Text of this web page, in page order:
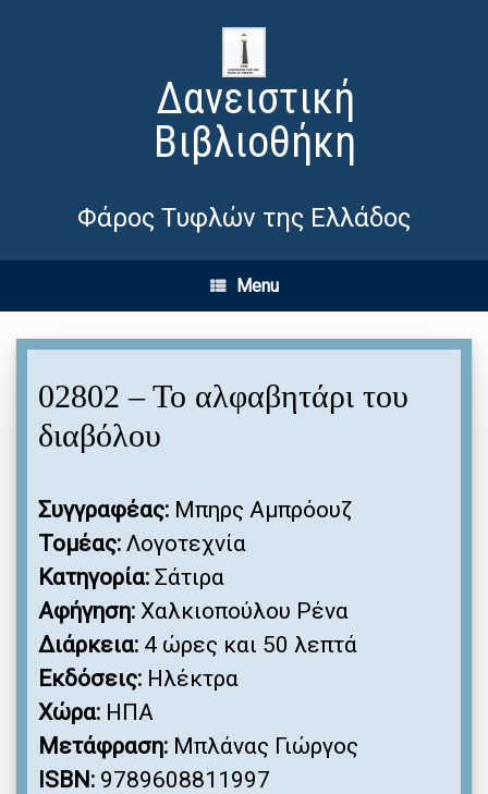
Δανειστική
Βιβλιοθήκη
Φάρος Τυφλών της Ελλάδος
Menu
02802 – Το αλφαβητάρι του
διαβόλου
Συγγραφέας: Μπηρς Αμπρόουζ
Τομέας: Λογοτεχνία
Κατηγορία: Σάτιρα
Αφήγηση: Χαλκιοπούλου Ρένα
Διάρκεια: 4 ώρες και 50 λεπτά
Εκδόσεις: Ηλέκτρα
Χώρα: ΗΠΑ
Μετάφραση: Μπλάνας Γιώργος
ISBN: 9789608811997